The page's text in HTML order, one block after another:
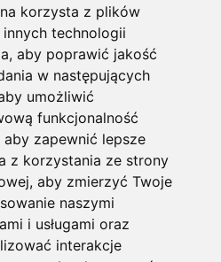
korzysta z plików
technologii
aby poprawić jakość
w następujących
umożliwić
funkcjonalność
aby zapewnić lepsze
z korzystania ze strony
, aby zmierzyć Twoje
naszymi
i usługami oraz
interakcje
reklamowe dla firmy,